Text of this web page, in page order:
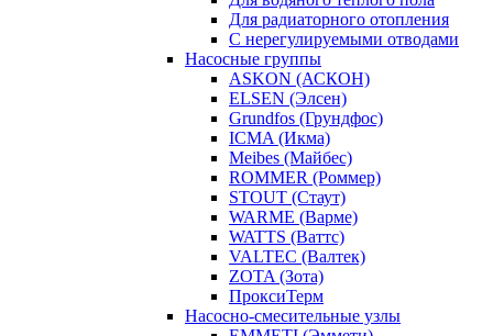
Для радиаторного отопления
С нерегулируемыми отводами
Насосные группы
ASKON (АСКОН)
ELSEN (Элсен)
Grundfos (Грундфос)
ICMA (Икма)
Meibes (Майбес)
ROMMER (Роммер)
STOUT (Стаут)
WARME (Варме)
WATTS (Ваттс)
VALTEC (Валтек)
ZOTA (Зота)
ПроксиТерм
Насосно-смесительные узлы